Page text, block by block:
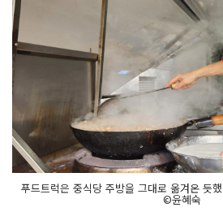
푸드트럭은 중식당 주방을 그대로 옮겨온 듯
©윤혜숙